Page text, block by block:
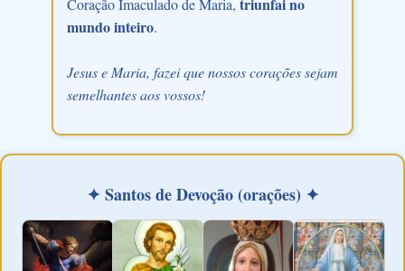
Coração Imaculado de Maria, triunfai no
mundo inteiro.
Jesus e Maria, fazei que nossos corações sejam
semelhantes aos vossos!
✦ Santos de Devoção (orações) ✦